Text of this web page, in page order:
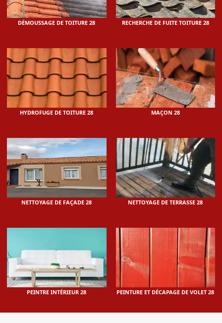
DÉMOUSSAGE DE TOITURE 28 RECHERCHE DE FUITE TOITURE 28
HYDROFUGE DE TOITURE 28 MAÇON 28
NETTOYAGE DE FAÇADE 28 NETTOYAGE DE TERRASSE 28
PEINTRE INTÉRIEUR 28 PEINTURE ET DÉCAPAGE DE VOLET 28